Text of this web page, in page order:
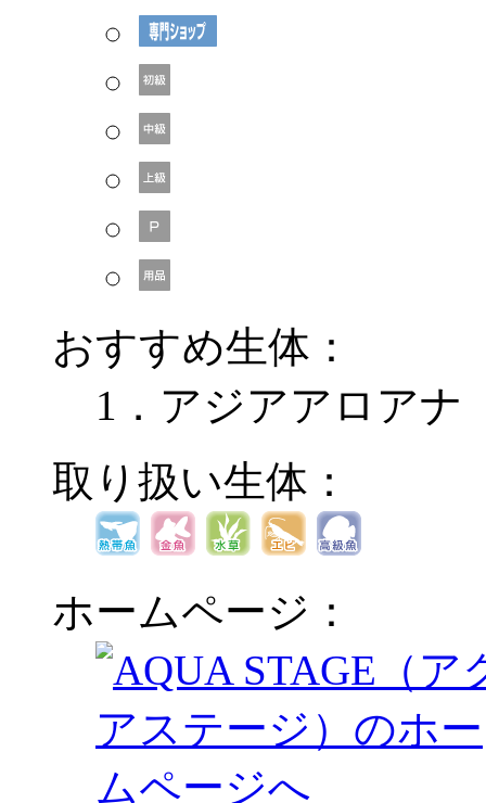
おすすめ生体：
1．アジアアロアナ
取り扱い生体：
ホームページ：